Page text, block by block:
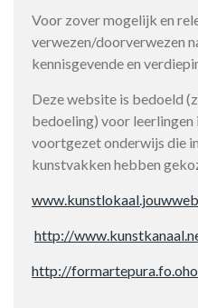
Voor zover mogelijk en
verwezen/doorverwezen
kennisgevende en
Deze website is bedoeld
bedoeling) voor
voortgezet onderwijs die
kunstvakken hebben
http://
http://